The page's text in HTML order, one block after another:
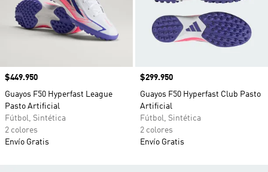
Precio
$449.950
Guayos F50 Hyperfast League
Pasto Artificial
Fútbol, Sintética
2 colores
Envío Gratis
Precio
$299.950
Guayos F50 Hyperfast Club Pasto
Artificial
Fútbol, Sintética
2 colores
Envío Gratis